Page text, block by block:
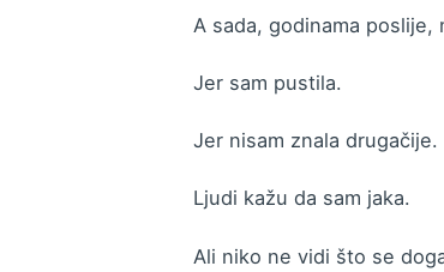
A sada, godinama poslije,
Jer sam pustila.
Jer nisam znala drugačije.
Ljudi kažu da sam jaka.
Ali niko ne vidi što se